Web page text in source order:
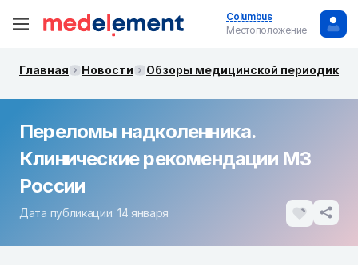
Columbus
Местоположение
Главная Новости Обзоры медицинской периодики.
Переломы надколенника.
Клинические рекомендации МЗ
России
Дата публикации: 14 января